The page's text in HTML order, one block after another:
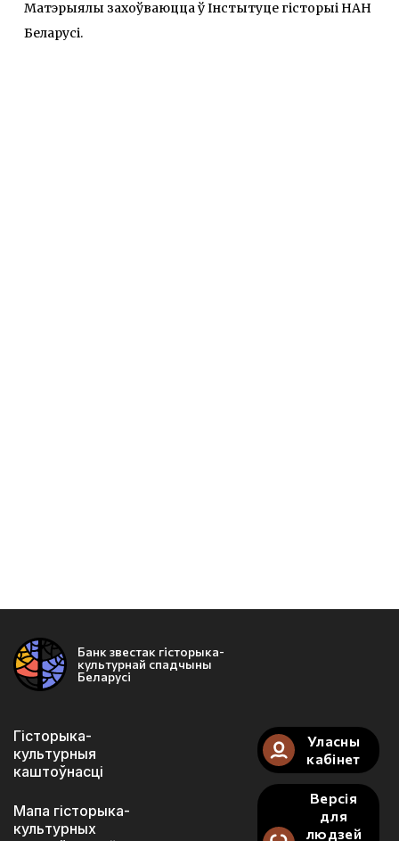
Матэрыялы захоўваюцца ў Інстытуце гісторыі НАН
Беларусі.
Банк звестак гісторыка-
культурнай спадчыны
Беларусі
Гісторыка-
культурныя
каштоўнасці
Мапа гісторыка-
культурных
Уласны
кабінет
Версія
для
людзей